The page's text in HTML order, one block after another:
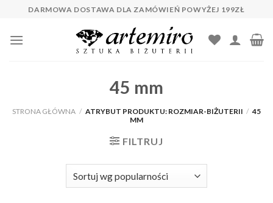
content
DARMOWA DOSTAWA DLA ZAMÓWIEŃ POWYŻEJ 199ZŁ
45 mm
STRONA GŁÓWNA / ATRYBUT PRODUKTU: ROZMIAR-BIŻUTERII / 45
MM
FILTRUJ